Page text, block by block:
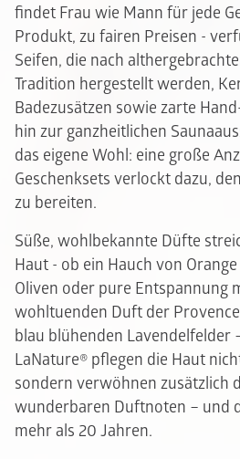
findet Frau wie Mann für jede
Produkt, zu fairen Preisen -
Seifen, die nach
Tradition hergestellt werden,
Badezusätzen sowie zarte
hin zur ganzheitlichen
das eigene Wohl: eine große
Geschenksets verlockt dazu,
zu bereiten.
Süße, wohlbekannte Düfte
Haut - ob ein Hauch von
Oliven oder pure Entspannung
wohltuenden Duft der
blau blühenden Lavendelfelder
LaNature® pflegen die Haut
sondern verwöhnen zusätzlich
wunderbaren Duftnoten – und
mehr als 20 Jahren.